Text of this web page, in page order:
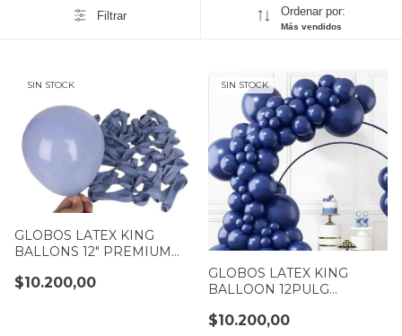
Filtrar Ordenar por:
Más vendidos
SIN STOCK
GLOBOS LATEX KING
BALLONS 12" PREMIUM
$10.200,00
SIN STOCK
GLOBOS LATEX KING
BALLOON 12PULG
PAQUETE X 50
$10.200,00